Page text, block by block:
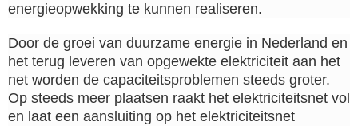
energieopwekking te kunnen realiseren.
Door de groei van duurzame energie in Nederland en
het terug leveren van opgewekte elektriciteit aan het
net worden de capaciteitsproblemen steeds groter.
Op steeds meer plaatsen raakt het elektriciteitsnet vol
en laat een aansluiting op het elektriciteitsnet